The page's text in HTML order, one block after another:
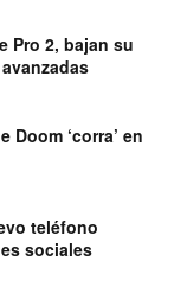
Pro 2, bajan su
Doom ‘corra’ en
teléfono
sociales